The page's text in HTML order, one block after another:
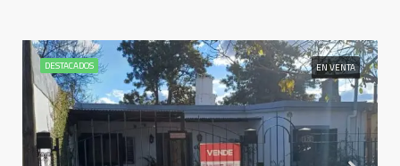
DESTACADOS EN VENTA